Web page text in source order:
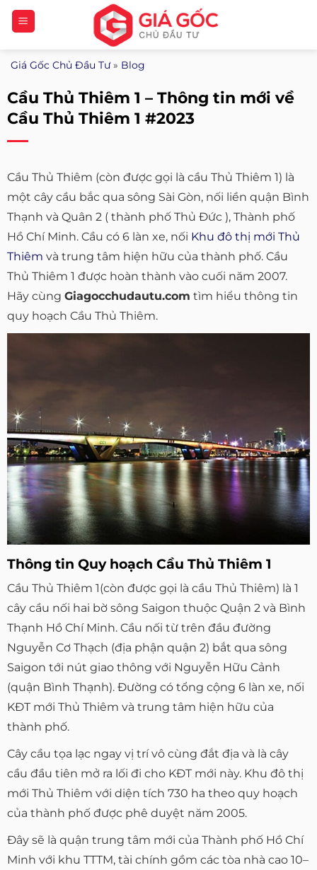
Bỏ
qua
nội
dung
Giá Gốc Chủ Đầu Tư» Blog
Cầu Thủ Thiêm 1 – Thông tin mới về
Cầu Thủ Thiêm 1 #2023
Cầu Thủ Thiêm (còn được gọi là cầu Thủ Thiêm 1) là
một cây cầu bắc qua sông Sài Gòn, nối liền quận Bình
Thạnh và Quân 2 ( thành phố Thủ Đức ), Thành phố
Hồ Chí Minh. Cầu có 6 làn xe, nối Khu đô thị mới Thủ
Thiêm và trung tâm hiện hữu của thành phố. Cầu
Thủ Thiêm 1 được hoàn thành vào cuối năm 2007.
Hãy cùng Giagocchudautu.com tìm hiểu thông tin
quy hoạch Cầu Thủ Thiêm.
Thông tin Quy hoạch Cầu Thủ Thiêm 1
Cầu Thủ Thiêm 1(còn được gọi là cầu Thủ Thiêm) là 1
cây cầu nối hai bờ sông Saigon thuộc Quận 2 và Bình
Thạnh Hồ Chí Minh. Cầu nối từ trên đầu đường
Nguyễn Cơ Thạch (địa phận quận 2) bắt qua sông
Saigon tới nút giao thông với Nguyễn Hữu Cảnh
(quận Bình Thạnh). Đường có tổng cộng 6 làn xe, nối
KĐT mới Thủ Thiêm và trung tâm hiện hữu của
thành phố.
Cây cầu tọa lạc ngay vị trí vô cùng đắt địa và là cây
cầu đầu tiên mở ra lối đi cho KĐT mới này. Khu đô thị
mới Thủ Thiêm với diện tích 730 ha theo quy hoạch
của thành phố được phê duyệt năm 2005.
Đây sẽ là quận trung tâm mới của Thành phố Hồ Chí
Minh với khu TTTM, tài chính gồm các tòa nhà cao 10–